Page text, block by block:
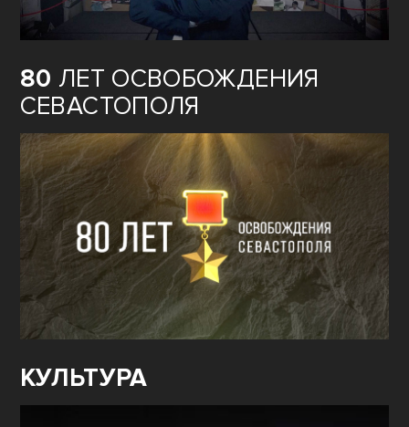
80 ЛЕТ ОСВОБОЖДЕНИЯ
СЕВАСТОПОЛЯ
КУЛЬТУРА